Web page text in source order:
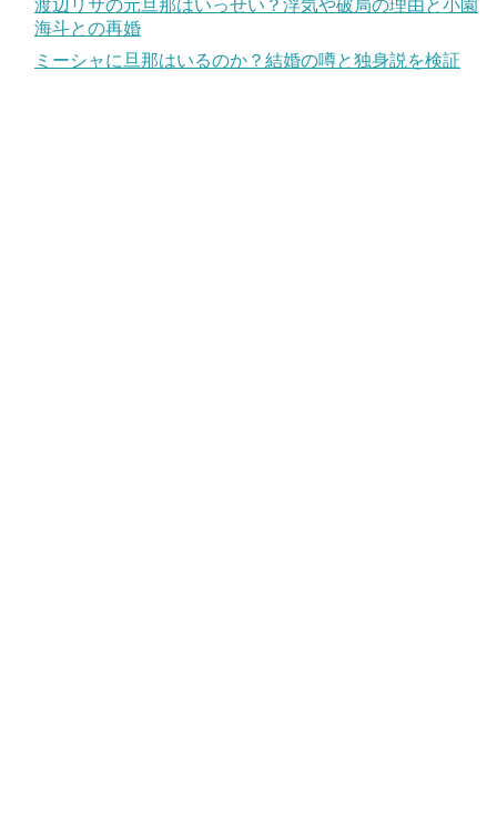
渡辺リサの元旦那はいっせい？浮気や破局の理由と小園
海斗との再婚
ミーシャに旦那はいるのか？結婚の噂と独身説を検証